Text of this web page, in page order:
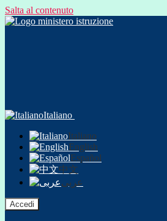
Salta al contenuto
Italiano
Italiano
English
Español
中文
عربى
Accedi